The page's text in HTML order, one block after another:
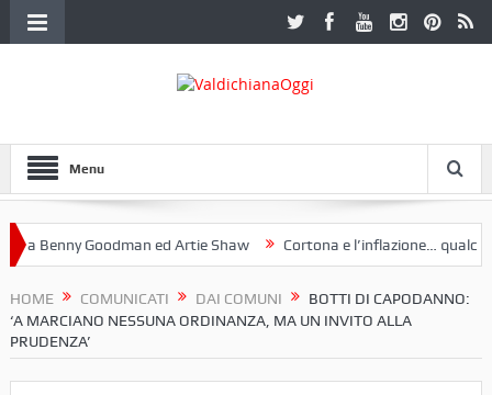
Menu
Benny Goodman ed Artie Shaw Cortona e l’inflazione… qualche
HOME COMUNICATI DAI COMUNI
BOTTI DI CAPODANNO:
‘A MARCIANO NESSUNA ORDINANZA, MA UN INVITO ALLA
PRUDENZA’